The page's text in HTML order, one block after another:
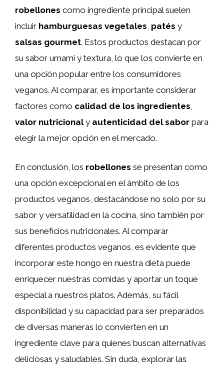
robellones como ingrediente principal suelen
incluir hamburguesas vegetales, patés y
salsas gourmet. Estos productos destacan por
su sabor umami y textura, lo que los convierte en
una opción popular entre los consumidores
veganos. Al comparar, es importante considerar
factores como calidad de los ingredientes,
valor nutricionaly autenticidad del sabor para
elegir la mejor opción en el mercado.
En conclusión, los robellones se presentan como
una opción excepcional en el ámbito de los
productos veganos, destacándose no solo por su
sabor y versatilidad en la cocina, sino también por
sus beneficios nutricionales. Al comparar
diferentes productos veganos, es evidente que
incorporar este hongo en nuestra dieta puede
enriquecer nuestras comidas y aportar un toque
especial a nuestros platos. Además, su fácil
disponibilidad y su capacidad para ser preparados
de diversas maneras lo convierten en un
ingrediente clave para quienes buscan alternativas
deliciosas y saludables. Sin duda, explorar las